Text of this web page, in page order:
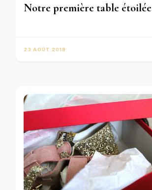
Notre première table étoilée
23 AOÛT 2018